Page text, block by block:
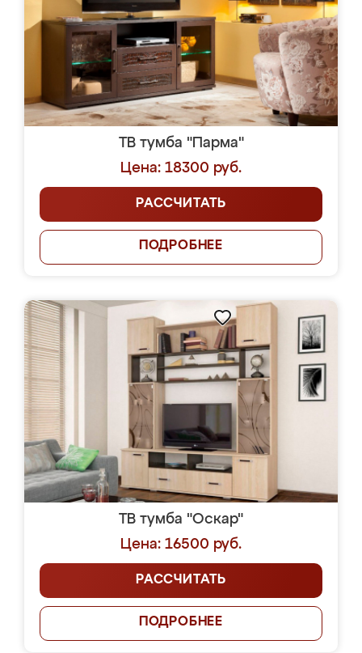
ТВ тумба "Парма"
Цена: 18300 руб.
РАССЧИТАТЬ
ПОДРОБНЕЕ
ТВ тумба "Оскар"
Цена: 16500 руб.
РАССЧИТАТЬ
ПОДРОБНЕЕ